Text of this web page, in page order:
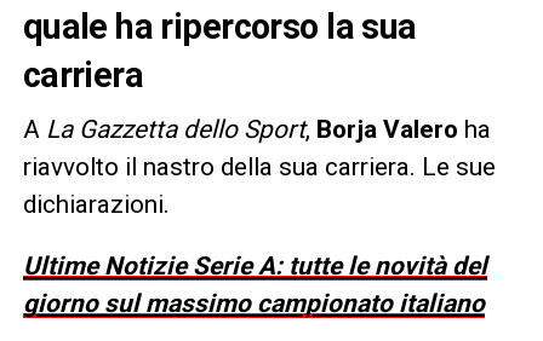
quale ha ripercorso la sua
carriera
A La Gazzetta dello Sport, Borja Valero ha
riavvolto il nastro della sua carriera. Le sue
dichiarazioni.
Ultime Notizie Serie A: tutte le novità del
giorno sul massimo campionato italiano